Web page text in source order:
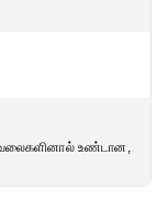
உண்டான,